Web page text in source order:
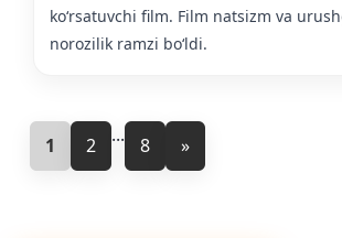
koʻrsatuvchi film. Film natsizm va
norozilik ramzi boʻldi.
1 2 ... 8 »